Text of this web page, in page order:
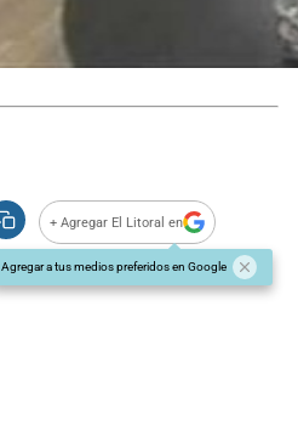
+ Agregar El Litoral en
Agregar a tus medios preferidos en Google